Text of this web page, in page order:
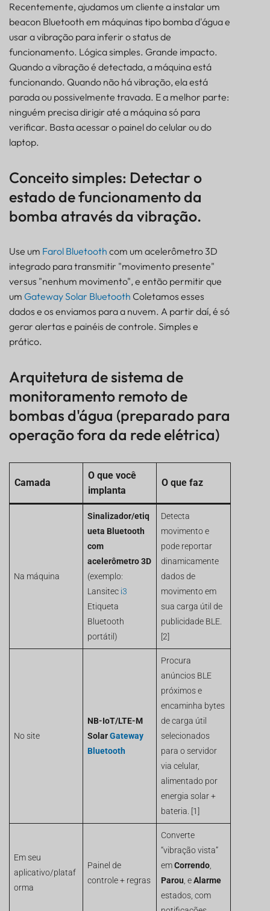
Como verificar remotamente o estado da bomba
de água sem visitas ao local
Conceito simples: Detectar o estado de
funcionamento da bomba através da vibração.
Arquitetura de sistema de monitoramento remoto
Como funciona o monitoramento de bombas
baseado em vibração em campo.
Por que a vibração é um sinal confiável para a
detecção do funcionamento da bomba?
monitoramento remoto de bombas.
Perguntas frequentes
Sobre o monitoramento remoto do status da
bomba d'água por vibração.
Recentemente, ajudamos um cliente a instalar um
beacon Bluetooth em máquinas tipo bomba d'água e
usar a vibração para inferir o status de
funcionamento. Lógica simples. Grande impacto.
Quando a vibração é detectada, a máquina está
funcionando. Quando não há vibração, ela está
parada ou possivelmente travada. E a melhor parte:
ninguém precisa dirigir até a máquina só para
verificar. Basta acessar o painel do celular ou do
laptop.
Conceito simples: Detectar o
estado de funcionamento da
bomba através da vibração.
Use um Farol Bluetooth com um acelerômetro 3D
integrado para transmitir "movimento presente"
versus "nenhum movimento", e então permitir que
um Gateway Solar Bluetooth Coletamos esses
dados e os enviamos para a nuvem. A partir daí, é só
gerar alertas e painéis de controle. Simples e
prático.
Arquitetura de sistema de
monitoramento remoto de
bombas d'água (preparado para
operação fora da rede elétrica)
Camada
O que você
implanta
O que faz
Na máquina
Sinalizador/etiq
ueta Bluetooth
com
acelerômetro 3D
(exemplo:
Lansitec i3
Etiqueta
Bluetooth
portátil)
Detecta
movimento e
pode reportar
dinamicamente
dados de
movimento em
sua carga útil de
publicidade BLE.
[2]
No site
NB-IoT/LTE-M
SolarGateway
Bluetooth
Procura
anúncios BLE
próximos e
encaminha bytes
de carga útil
selecionados
para o servidor
via celular,
alimentado por
energia solar +
bateria. [1]
Em seu
aplicativo/plataf
orma
Painel de
controle + regras
Converte
“vibração vista”
emCorrendo,
Parou, eAlarme
estados, com